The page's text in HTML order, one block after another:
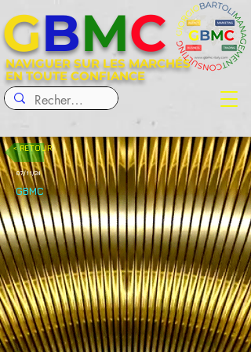
NAVIGUER SUR LES MARCHÉS
EN TOUTE CONFIANCE
GBMC
< RETOUR
07/11/24
GBMC